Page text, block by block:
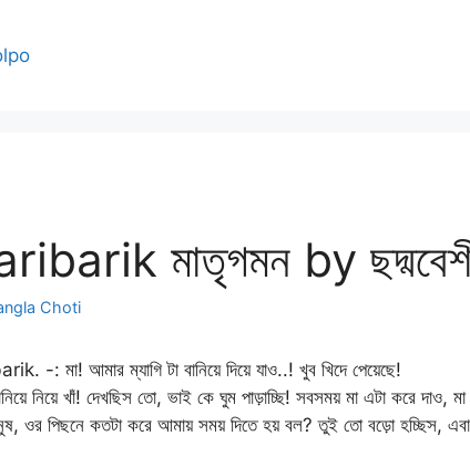
মাতৃগমন by
Choti
মা! আমার ম্যাগি টা বানিয়ে দিয়ে যাও..! খুব খিদে পেয়েছে!
নিয়ে খাঁ! দেখছিস তো, ভাই কে ঘুম পাড়াচ্ছি! সবসময় মা এটা করে দাও,
ওর পিছনে কতটা করে আমায় সময় দিতে হয় বল? তুই তো বড়ো হচ্ছিস,